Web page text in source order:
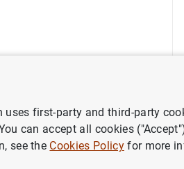
I Encuentro sobre
first-party and third-party
can accept all cookies
see the Cookies Policyfor more